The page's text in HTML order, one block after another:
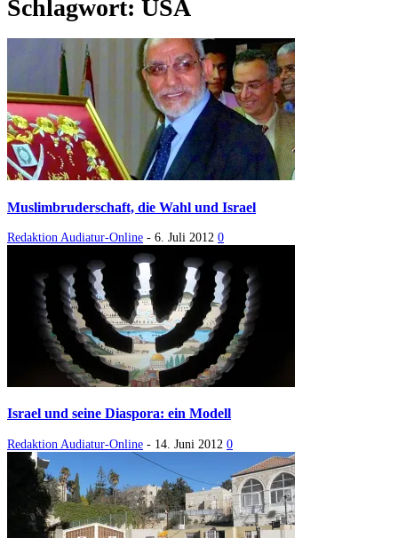
Schlagwort: USA
Muslimbruderschaft, die Wahl und Israel
Redaktion Audiatur-Online - 6. Juli 2012 0
Israel und seine Diaspora: ein Modell
Redaktion Audiatur-Online - 14. Juni 2012 0